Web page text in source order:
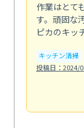
作業はとて
す。頑固な
ピカのキッ
キッチン清掃
投稿日：2024/